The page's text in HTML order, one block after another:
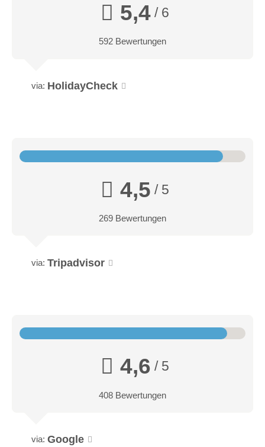
5,4/ 6
592 Bewertungen
via: HolidayCheck
4,5 / 5
269 Bewertungen
via: Tripadvisor
4,6 / 5
408 Bewertungen
via: Google